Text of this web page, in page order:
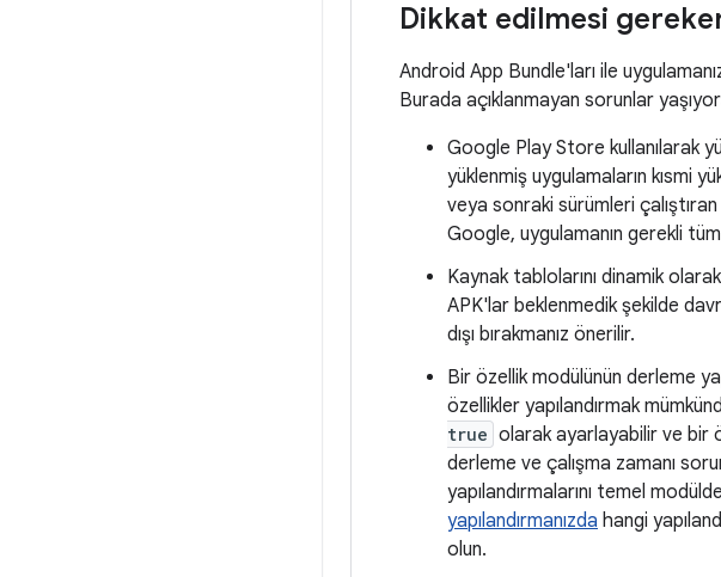
Dikkat edilmesi
Android App Bundle'ları ile
Burada açıklanmayan sorunlar
Google Play Store kullanılarak
yüklenmiş uygulamaların kısmi
veya sonraki sürümleri
Google, uygulamanın gerekli
Kaynak tablolarını dinamik
APK'lar beklenmedik şekilde
dışı bırakmanız önerilir.
Bir özellik modülünün derleme
özellikler yapılandırmak
true olarak ayarlayabilir ve bir
derleme ve çalışma zamanı
yapılandırmalarını temel
yapılandırmanızda hangi
olun.